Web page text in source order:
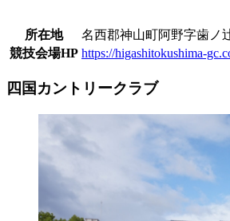
所在地
名西郡神山町阿野字歯ノ
競技会場HP https://higashitokushima-
四国カントリークラブ